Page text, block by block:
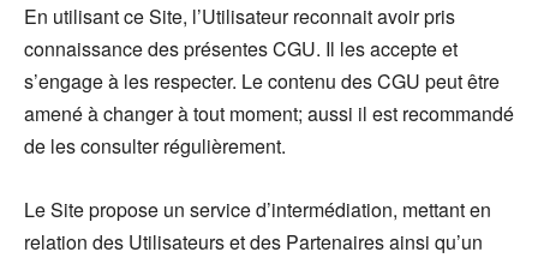
En utilisant ce Site, l’Utilisateur reconnait avoir pris
connaissance des présentes CGU. Il les accepte et
s’engage à les respecter. Le contenu des CGU peut être
amené à changer à tout moment; aussi il est recommandé
de les consulter régulièrement.
Le Site propose un service d’intermédiation, mettant en
relation des Utilisateurs et des Partenaires ainsi qu’un